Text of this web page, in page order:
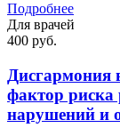
Подробнее
Для врачей
400 руб.
Дисгармония
фактор риска
нарушений и